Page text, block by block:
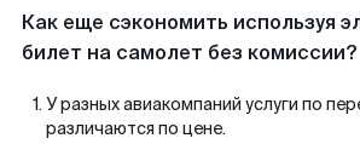
Как еще сэкономить используя
билет на самолет без комиссии?
У разных авиакомпаний услуги по
различаются по цене.